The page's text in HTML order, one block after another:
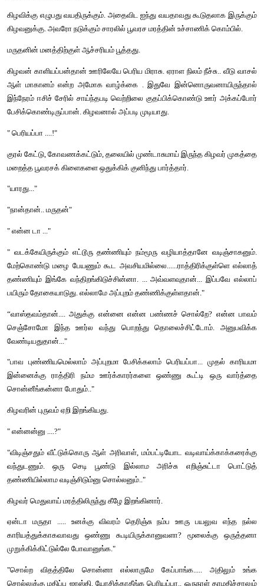
போகாத ஊருக்கு வழி கேக்கிற, ... நானென்ன சொல்ல முடியும்?"
"சரிசரி. எதுக்கு இப்படிக் கோபப்படுறே? முதல்லே ஊரை
காரியத்தை ஆரம்பி. மத்ததை நீயே தெரிஞ்சுக்குவே...
"ச்சே... நீயெல்லாம் ஒரு மனுஷன்... முதமுத உங்கிட்ட வந்து
கோபம் மாறாமல் கீழே இறங்கினான் மருதன்.
பயிர்கள். ஒரு வார மழையால் இடையிடையே பசுமை பூரித்துப்போய்
மரங்கள். மடித்துக் கட்டியிருந்த பழைய கைலி, பனியன்
'சளக் புளக்' கென்று நடந்துகொண்டிருந்தான்.
வழியில் வீரன்கோவில்குளம். கரை நெடுகத் தண்ணீர்க் குளியலில்
நிற்கும் தென்னைகள். இரவு வந்துவிட்டதாய் நினைத்து
சிரித்தபடி குளம் முழுக்கப் பூத்திருக்கும் செவ்வல்லிகள்
குளக்கரை மேட்டில் புல்லறுத்துக்கொண்டிருந்த
கண்ணில்பட்டாள்.
"ஏ... ஆத்தா.... இந்த அடிச்சி ஊத்துற மழையிலே கூட புல்லறுக்க
நீ ஆடு, மாடு வளத்தாதான் உன் வயத்துக்குச் சோறு
காலை மடக்கிட்டு வீட்லே முடங்கிக்கிடந்தா சோறு எப்படிடா
இறங்கும்...?"
"அடேங்கப்பா... கோபத்தைப் பாரேன்... சரி...சரி... உங்க
எங்கேயாம்...?"
" எதுக்கு... அதோ அந்த பூவரச மரத்தை அண்ணாந்து பாரு ...
ஒடைச்சிக்கிட்டிருக்காரு..."